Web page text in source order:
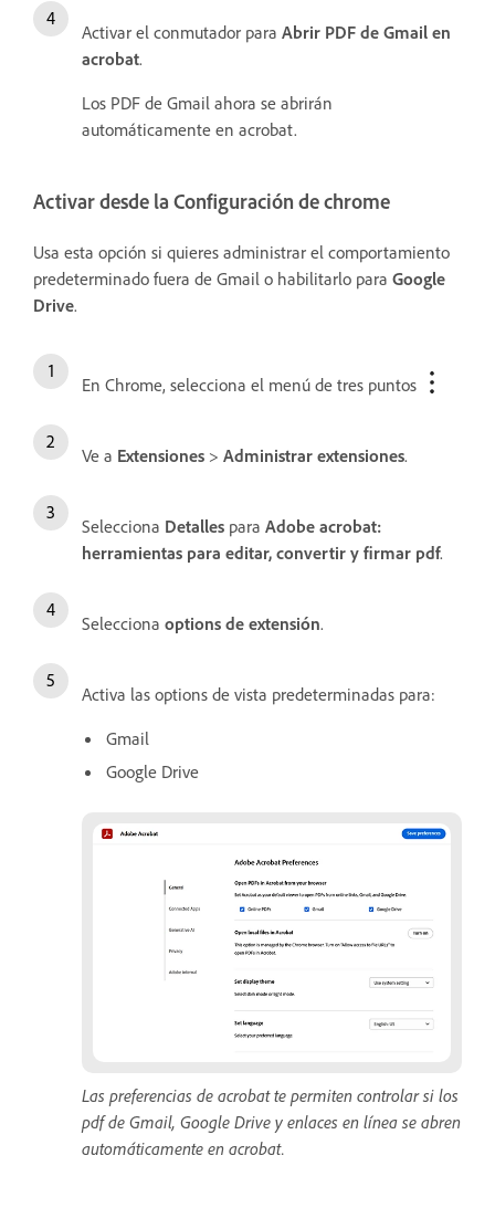
Activar el conmutador para Abrir PDF de Gmail en
acrobat.
Los PDF de Gmail ahora se abrirán
automáticamente en acrobat.
Activar desde la Configuración de chrome
Usa esta opción si quieres administrar el comportamiento
predeterminado fuera de Gmail o habilitarlo para Google
Drive.
En Chrome, selecciona el menú de tres puntos
Ve a Extensiones > Administrar extensiones.
Selecciona Detalles para Adobe acrobat:
herramientas para editar, convertir y firmar pdf.
Selecciona options de extensión.
Activa las options de vista predeterminadas para:
Gmail
Google Drive
Las preferencias de acrobat te permiten controlar si los
pdf de Gmail, Google Drive y enlaces en línea se abren
automáticamente en acrobat.